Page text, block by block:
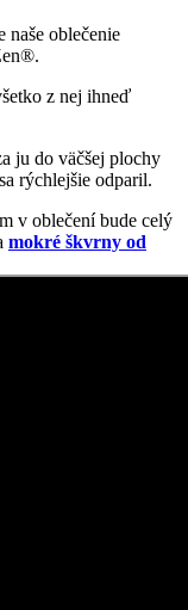
naše oblečenie
z nej ihneď
ju do väčšej plochy
rýchlejšie odparil.
v oblečení bude celý
mokré škvrny od